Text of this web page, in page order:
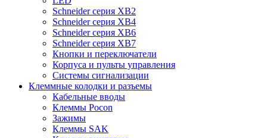
Schneider серия XB2
Schneider серия XB4
Schneider серия XB6
Schneider серия XB7
Кнопки и переключатели
Корпуса и пульты управления
Системы сигнализации
Клеммные колодки и разъемы
Кабельные вводы
Клеммы Pocon
Зажимы
Клеммы SAK